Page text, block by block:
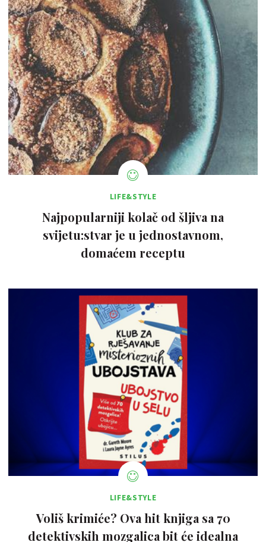
LIFE&STYLE
Najpopularniji kolač od šljiva na
svijetu:stvar je u jednostavnom,
domaćem receptu
LIFE&STYLE
Voliš krimiće? Ova hit knjiga sa 70
detektivskih mozgalica bit će idealna